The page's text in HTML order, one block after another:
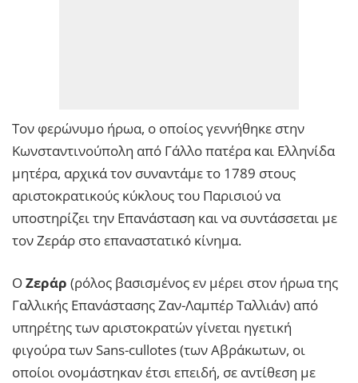
Τον φερώνυμο ήρωα, ο οποίος γεννήθηκε στην
Κωνσταντινούπολη από Γάλλο πατέρα και Ελληνίδα
μητέρα, αρχικά τον συναντάμε το 1789 στους
αριστοκρατικούς κύκλους του Παρισιού να
υποστηρίζει την Επανάσταση και να συντάσσεται με
τον Ζεράρ στο επαναστατικό κίνημα.
ΟΖεράρ (ρόλος βασισμένος εν μέρει στον ήρωα της
Γαλλικής Επανάστασης Ζαν-Λαμπέρ Ταλλιάν) από
υπηρέτης των αριστοκρατών γίνεται ηγετική
φιγούρα των Sans-cullotes (των Αβράκωτων, οι
οποίοι ονομάστηκαν έτσι επειδή, σε αντίθεση με